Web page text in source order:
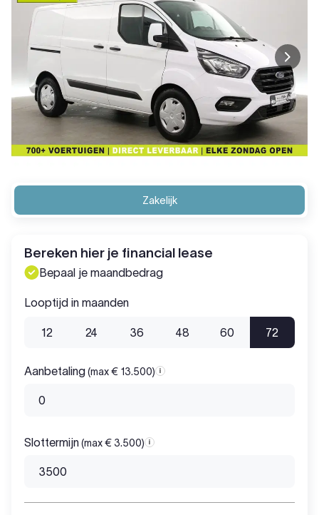
Zakelijk
Bereken hier je financial lease
Bepaal je maandbedrag
Looptijd in maanden
12 24 36 48 60 72
Aanbetaling(max € 13.500) Aanbetaling
Slottermijn(max € 3.500) Slottermijn